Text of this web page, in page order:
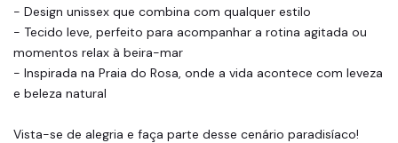
- Design unissex que combina com qualquer estilo
- Tecido leve, perfeito para acompanhar a rotina agitada ou
momentos relax à beira-mar
- Inspirada na Praia do Rosa, onde a vida acontece com leveza
e beleza natural
Vista-se de alegria e faça parte desse cenário paradisíaco!